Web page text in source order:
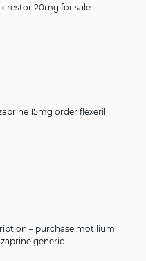
crestor 20mg for sale
15mg order flexeril
– purchase motilium
generic